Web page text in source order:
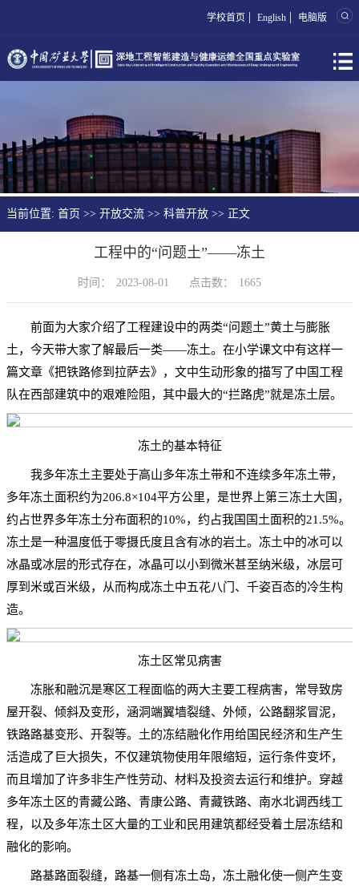
学校首页 | English | 电脑版
当前位置: 首页 >> 开放交流 >> 科普开放 >> 正文
工程中的“问题土”——冻土
时间： 2023-08-01 点击数： 1665
前面为大家介绍了工程建设中的两类“问题土”黄土与膨胀
土，今天带大家了解最后一类——冻土。在小学课文中有这样一
篇文章《把铁路修到拉萨去》，文中生动形象的描写了中国工程
队在西部建筑中的艰难险阻，其中最大的“拦路虎”就是冻土层。
冻土的基本特征
我多年冻土主要处于高山多年冻土带和不连续多年冻土带，
多年冻土面积约为206.8×104平方公里，是世界上第三冻土大国，
约占世界多年冻土分布面积的10%，约占我国国土面积的21.5%。
冻土是一种温度低于零摄氏度且含有冰的岩土。冻土中的冰可以
冰晶或冰层的形式存在，冰晶可以小到微米甚至纳米级，冰层可
厚到米或百米级，从而构成冻土中五花八门、千姿百态的冷生构
造。
冻土区常见病害
冻胀和融沉是寒区工程面临的两大主要工程病害，常导致房
屋开裂、倾斜及变形，涵洞端翼墙裂缝、外倾，公路翻浆冒泥，
铁路路基变形、开裂等。土的冻结融化作用给国民经济和生产生
活造成了巨大损失，不仅建筑物使用年限缩短，运行条件变坏，
而且增加了许多非生产性劳动、材料及投资去运行和维护。穿越
多年冻土区的青藏公路、青康公路、青藏铁路、南水北调西线工
程，以及多年冻土区大量的工业和民用建筑都经受着土层冻结和
融化的影响。
路基路面裂缝，路基一侧有冻土岛，冻土融化使一侧产生变